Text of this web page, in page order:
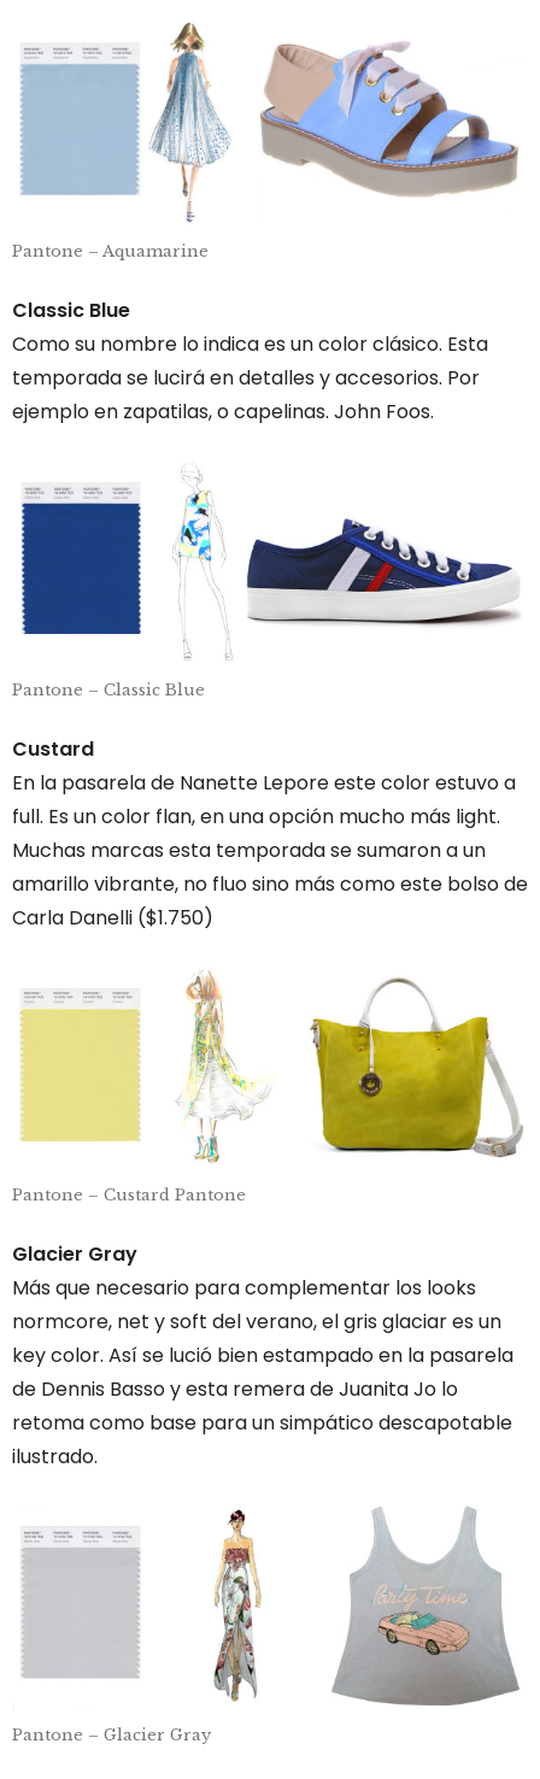
Pantone – Aquamarine
Classic Blue
Como su nombre lo indica es un color clásico. Esta
temporada se lucirá en detalles y accesorios. Por
ejemplo en zapatilas, o capelinas. John Foos.
Pantone – Classic Blue
Custard
En la pasarela de Nanette Lepore este color estuvo a
full. Es un color flan, en una opción mucho más light.
Muchas marcas esta temporada se sumaron a un
amarillo vibrante, no fluo sino más como este bolso de
Carla Danelli ($1.750)
Pantone – Custard Pantone
Glacier Gray
Más que necesario para complementar los looks
normcore, net y soft del verano, el gris glaciar es un
key color. Así se lució bien estampado en la pasarela
de Dennis Basso y esta remera de Juanita Jo lo
retoma como base para un simpático descapotable
ilustrado.
Pantone – Glacier Gray